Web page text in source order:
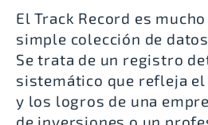
El Track Record es
simple colección de
Se trata de un registro
sistemático que refleja
y los logros de una
de inversiones o un